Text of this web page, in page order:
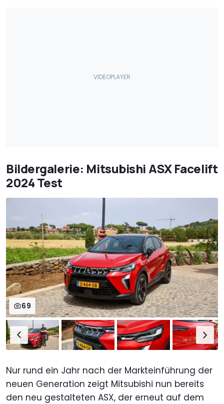
Bildergalerie: Mitsubishi ASX Facelift
2024 Test
69
Nur rund ein Jahr nach der Markteinführung der
neuen Generation zeigt Mitsubishi nun bereits
den neu gestalteten ASX, der erneut auf dem